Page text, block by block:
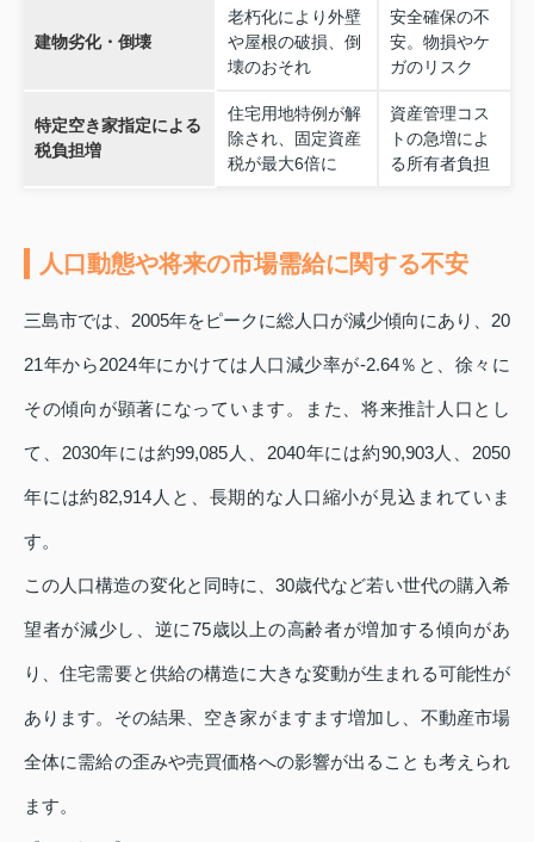
建物劣化・倒壊
老朽化により外壁
や屋根の破損、倒
壊のおそれ
安全確保の不
安。物損やケ
ガのリスク
特定空き家指定による
税負担増
住宅用地特例が解
除され、固定資産
税が最大6倍に
資産管理コス
トの急増によ
る所有者負担
人口動態や将来の市場需給に関する不安
三島市では、2005年をピークに総人口が減少傾向にあり、20
21年から2024年にかけては人口減少率が‑2.64％と、徐々に
その傾向が顕著になっています。また、将来推計人口とし
て、2030年には約99,085人、2040年には約90,903人、2050
年には約82,914人と、長期的な人口縮小が見込まれていま
す。
この人口構造の変化と同時に、30歳代など若い世代の購入希
望者が減少し、逆に75歳以上の高齢者が増加する傾向があ
り、住宅需要と供給の構造に大きな変動が生まれる可能性が
あります。その結果、空き家がますます増加し、不動産市場
全体に需給の歪みや売買価格への影響が出ることも考えられ
ます。